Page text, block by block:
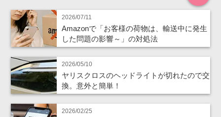
2026/07/11
Amazonで「お客様の荷物は、輸送中に発生
した問題の影響～」の対処法
2026/05/10
ヤリスクロスのヘッドライトが切れたので交
換。意外と簡単！
2026/02/25